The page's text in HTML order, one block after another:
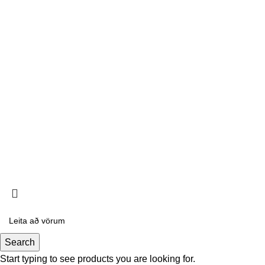
Search
Start typing to see products you are looking for.